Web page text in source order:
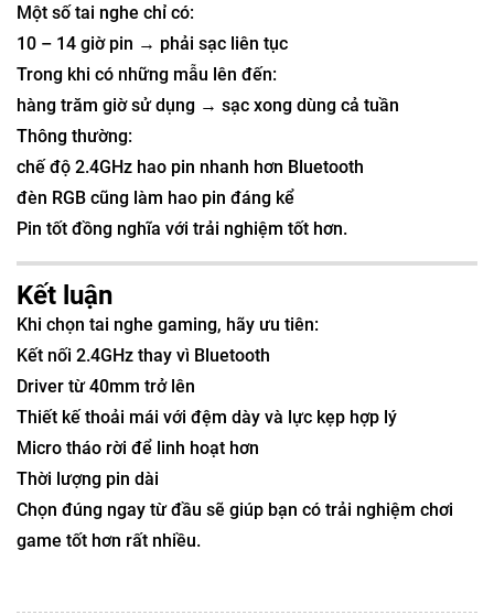
Một số tai nghe chỉ có:
10 – 14 giờ pin → phải sạc liên tục
Trong khi có những mẫu lên đến:
hàng trăm giờ sử dụng → sạc xong dùng cả tuần
Thông thường:
chế độ 2.4GHz hao pin nhanh hơn Bluetooth
đèn RGB cũng làm hao pin đáng kể
Pin tốt đồng nghĩa với trải nghiệm tốt hơn.
Kết luận
Khi chọn tai nghe gaming, hãy ưu tiên:
Kết nối 2.4GHz thay vì Bluetooth
Driver từ 40mm trở lên
Thiết kế thoải mái với đệm dày và lực kẹp hợp lý
Micro tháo rời để linh hoạt hơn
Thời lượng pin dài
Chọn đúng ngay từ đầu sẽ giúp bạn có trải nghiệm chơi
game tốt hơn rất nhiều.